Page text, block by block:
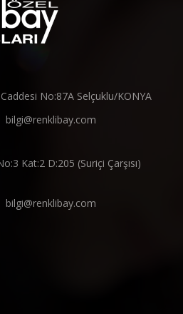
No:87A Selçuklu/KONYA
bilgi@renklibay.com
Kat:2 D:205 (Suriçi Çarşısı)
bilgi@renklibay.com